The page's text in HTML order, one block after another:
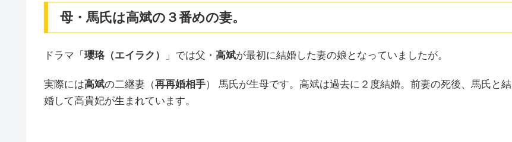
母・馬氏は高斌の３番めの妻。
ドラマ「 瓔珞（エイラク） 」では父・ 高斌が最初に結婚した妻の娘となっていましたが。
実際には高斌の二継妻（再再婚相手） 馬氏が生母です。高斌は過去に２度結婚。前妻の死後、馬氏と結
婚して高貴妃が生まれています。